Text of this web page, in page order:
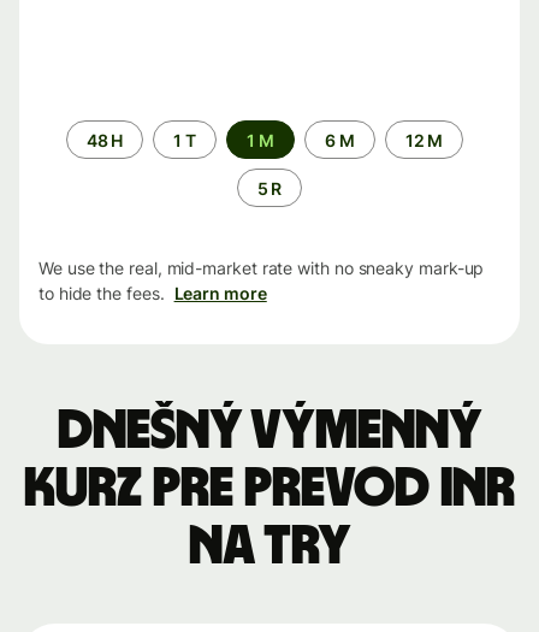
Time
period
48 H 1 T 1 M 6 M 12 M
5 R
We use the real, mid-market rate with no sneaky mark-up
to hide the fees. Learn more
Dnešný výmenný
kurz pre prevod INR
na TRY